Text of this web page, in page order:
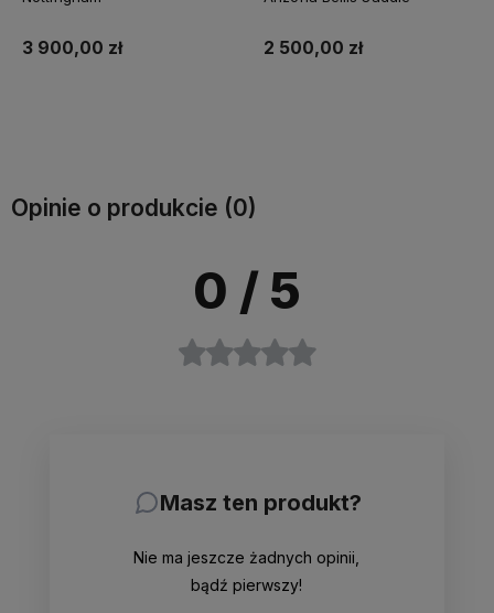
3 900,00 zł 2 500,00 zł
Opinie o produkcie (0)
0 / 5
Masz ten produkt?
Nie ma jeszcze żadnych opinii,
bądź pierwszy!